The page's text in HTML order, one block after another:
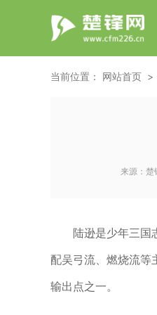
当前位置： 网站首页
来源： 楚
陆逊是少年三国
配吴弓流、燃烧流等
输出点之一。